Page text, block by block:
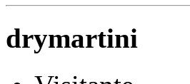
drymartini